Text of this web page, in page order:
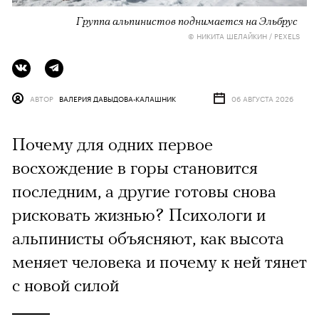
Группа альпинистов поднимается на Эльбрус
© НИКИТА ШЕЛАЙКИН / PEXELS
АВТОР ВАЛЕРИЯ ДАВЫДОВА-КАЛАШНИК 06 АВГУСТА 2026
Почему для одних первое
восхождение в горы становится
последним, а другие готовы снова
рисковать жизнью? Психологи и
альпинисты объясняют, как высота
меняет человека и почему к ней тянет
с новой силой